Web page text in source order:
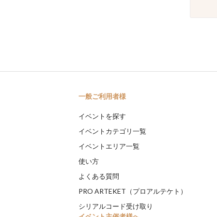
一般ご利用者様
イベントを探す
イベントカテゴリ一覧
イベントエリア一覧
使い方
よくある質問
PRO ARTEKET（プロアルテケト）
シリアルコード受け取り